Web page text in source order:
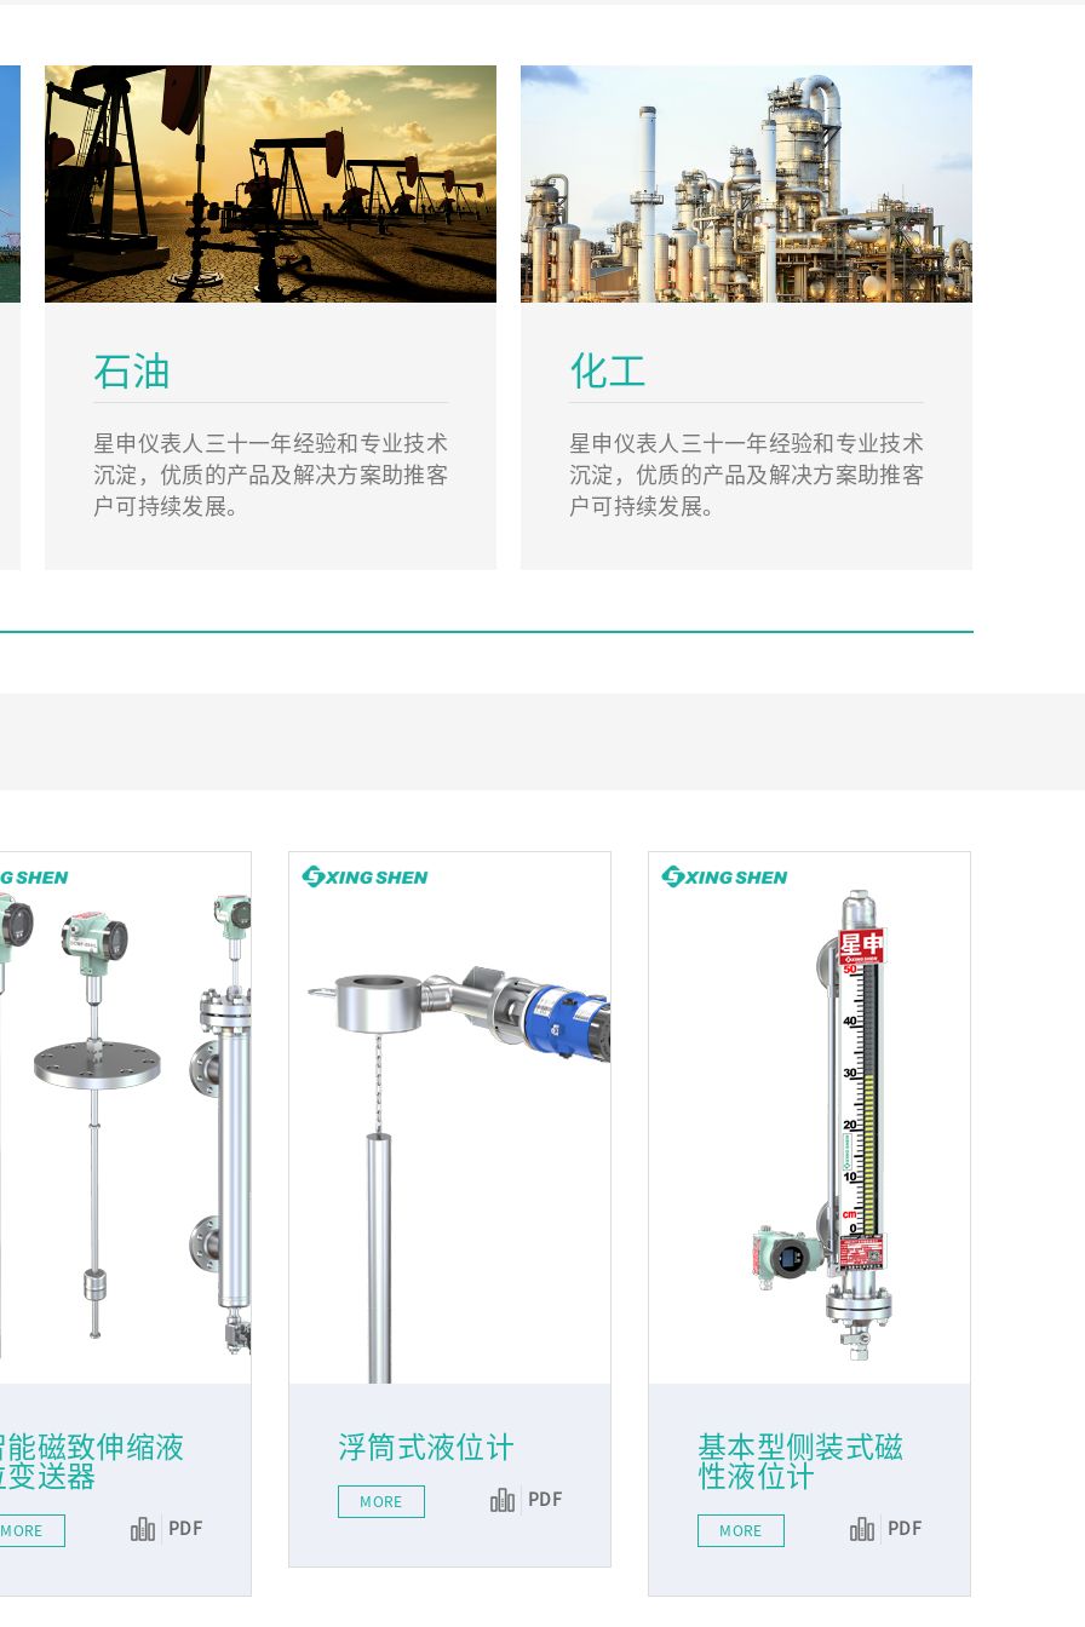
石油
星申仪表人三十一年经验和专业技术
沉淀，优质的产品及解决方案助推客
户可持续发展。
化工
星申仪表人三十一年经验和专业技术
沉淀，优质的产品及解决方案助推客
户可持续发展。
能磁致伸缩液
变送器
MORE PDF
浮筒式液位计
MORE PDF
基本型侧装式磁
性液位计
MORE PDF